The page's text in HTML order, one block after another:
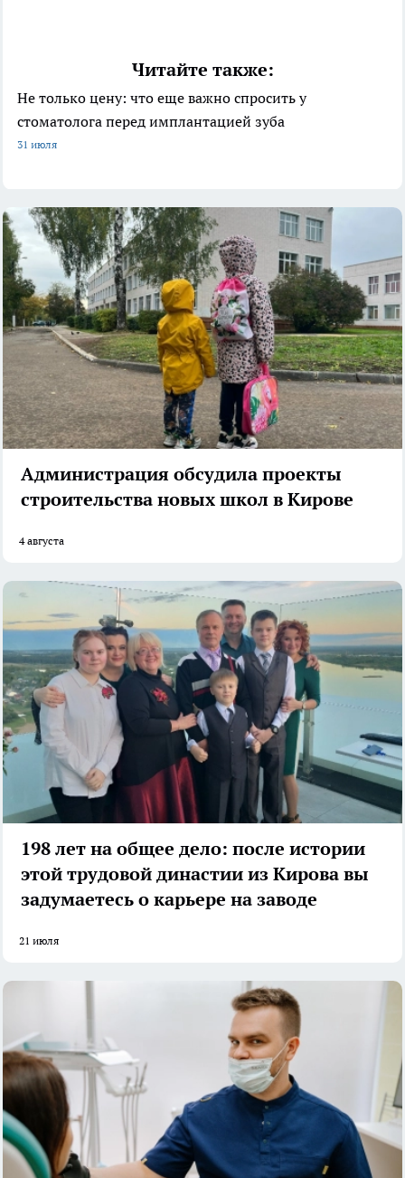
Читайте также:
Не только цену: что еще важно спросить у
стоматолога перед имплантацией зуба
31 июля
Администрация обсудила проекты
строительства новых школ в Кирове
4 августа
198 лет на общее дело: после истории
этой трудовой династии из Кирова вы
задумаетесь о карьере на заводе
21 июля